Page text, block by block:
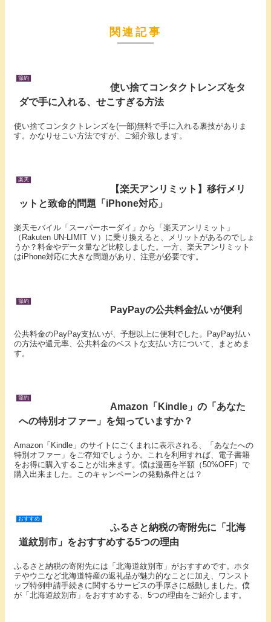
関連記事
節約
使い捨てコンタクトレンズをタ
ダで手に入れる、せこすぎる方法
使い捨てコンタクトレンズを(一部)無料で手に入れる裏技がありま
す。かなりせこい方法ですが、ご紹介致します。
楽天
【楽天アンリミット】移行メリ
ットと致命的問題「iPhone対応」
楽天モバイル「スーパーホーダイ」から「楽天アンリミット」
（Rakuten UN-LIMIT Ⅴ）に乗り換えると、メリットがあるのでしょ
うか？料金やデータ量など比較しました。一方、楽天アンリミット
はiPhone対応に大きな問題があり、注意が必要です。
節約
PayPayの公共料金払いが便利
公共料金のPayPay支払いが、予想以上に便利でした。PayPay払い
の方法や還元率、公共料金のベストな支払い方について、まとめま
す。
節約
Amazon「Kindle」の「あなた
への特別オファー」を知っていますか？
Amazon「Kindle」のサイトにごくまれに表示される、「あなたへの
特別オファー」をご存知でしょうか。これを利用すれば、電子書籍
をお得に購入することが出来ます。僕は漫画を半額（50%OFF）で
購入出来ました。このキャンペーンの発動条件とは？
おすすめ
ふるさと納税の寄附先に「北海
道紋別市」をおすすめする5つの理由
ふるさと納税の寄附先には「北海道紋別市」がおすすめです。ホタ
テやウニなど北海道特産の返礼品が魅力的なことに加え、ワンスト
ップ特例申請手続きに関するサービスの手厚さに感動しました。僕
が「北海道紋別市」をおすすめする、5つの理由をご紹介します。